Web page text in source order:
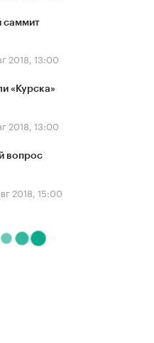
саммит
2018, 13:00
«Курска»
2018, 13:00
вопрос
2018, 15:00